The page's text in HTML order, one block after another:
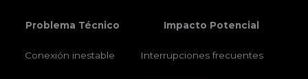
Problema Técnico Impacto Potencial
Conexión inestable Interrupciones frecuentes